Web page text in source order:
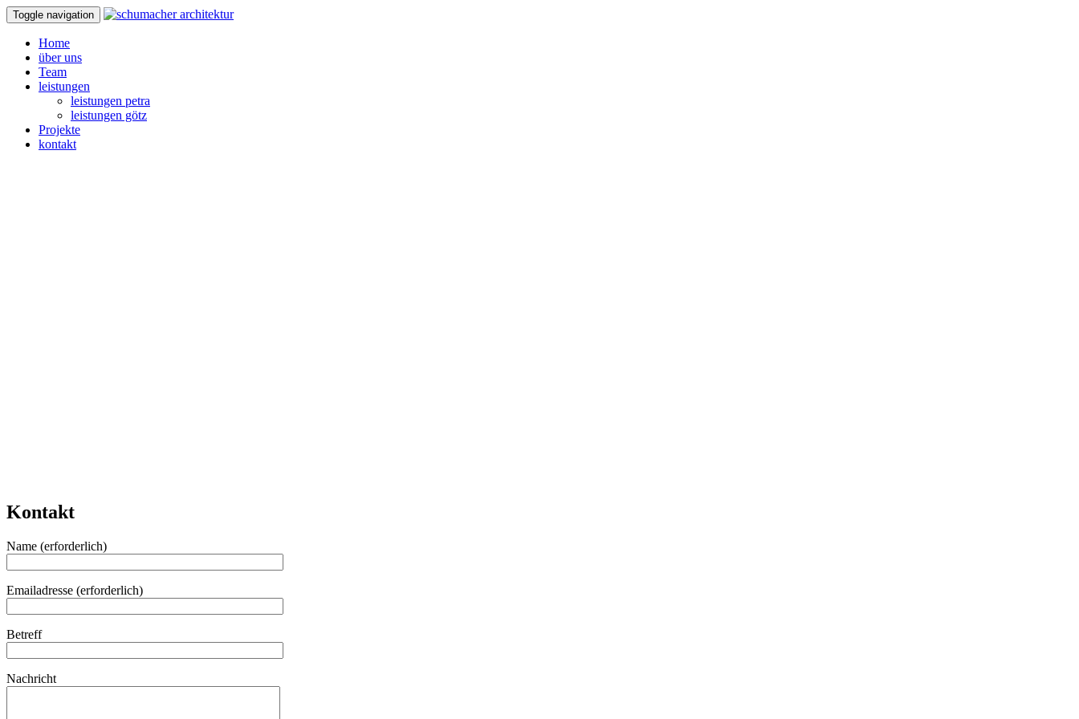
Toggle navigation
Home
über uns
Team
leistungen
leistungen petra
leistungen götz
Projekte
kontakt
Kontakt
Name (erforderlich)
Emailadresse (erforderlich)
Betreff
Nachricht